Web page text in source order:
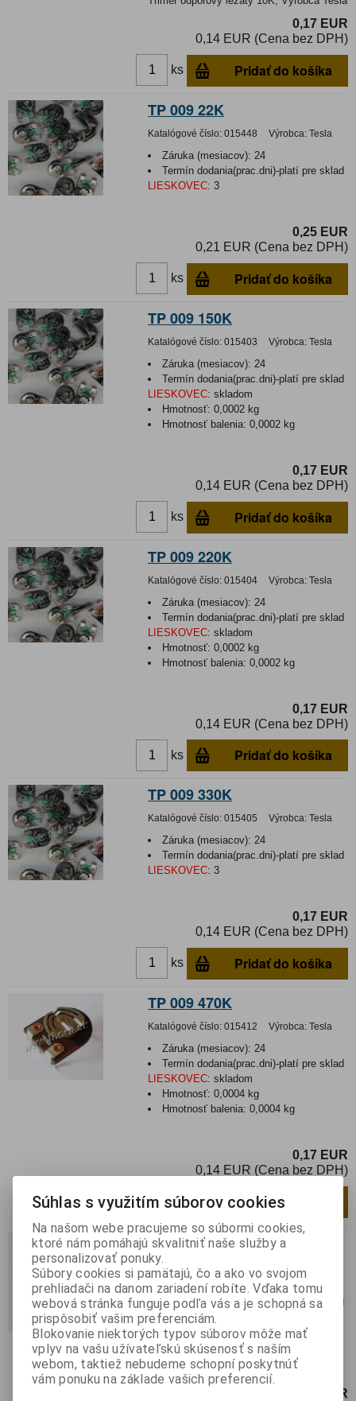
0,17 EUR
0,14 EUR (Cena bez DPH)
ks Pridať do košíka
TP 009 22K
Katalógové číslo: 015448 Výrobca: Tesla
Záruka (mesiacov): 24
Termín dodania(prac.dni)-platí pre sklad
LIESKOVEC: 3
0,25 EUR
0,21 EUR (Cena bez DPH)
ks Pridať do košíka
TP 009 150K
Katalógové číslo: 015403 Výrobca: Tesla
Záruka (mesiacov): 24
Termín dodania(prac.dni)-platí pre sklad
LIESKOVEC: skladom
Hmotnosť:0,0002 kg
Hmotnosť balenia:0,0002 kg
0,17 EUR
0,14 EUR (Cena bez DPH)
ks Pridať do košíka
TP 009 220K
Katalógové číslo: 015404 Výrobca: Tesla
Záruka (mesiacov): 24
Termín dodania(prac.dni)-platí pre sklad
LIESKOVEC: skladom
Hmotnosť:0,0002 kg
Hmotnosť balenia:0,0002 kg
0,17 EUR
0,14 EUR (Cena bez DPH)
ks Pridať do košíka
TP 009 330K
Katalógové číslo: 015405 Výrobca: Tesla
Záruka (mesiacov): 24
Termín dodania(prac.dni)-platí pre sklad
LIESKOVEC: 3
0,17 EUR
0,14 EUR (Cena bez DPH)
ks Pridať do košíka
TP 009 470K
Katalógové číslo: 015412 Výrobca: Tesla
Záruka (mesiacov): 24
Termín dodania(prac.dni)-platí pre sklad
LIESKOVEC: skladom
Hmotnosť:0,0004 kg
Hmotnosť balenia:0,0004 kg
0,17 EUR
0,14 EUR (Cena bez DPH)
ks Pridať do košíka
TP 009 680K
Katalógové číslo:
Záruka (mesiacov): 24
Termín dodania(prac.dni)-platí pre sklad
LIESKOVEC:skladom
Hmotnosť:0,0003 kg
Hmotnosť balenia:0,0003 kg
0,17 EUR
Súhlas s využitím súborov cookies
Na našom webe pracujeme so súbormi cookies,
ktoré nám pomáhajú skvalitniť naše služby a
personalizovať ponuky.
Súbory cookies si pamätajú, čo a ako vo svojom
prehliadači na danom zariadení robíte. Vďaka tomu
webová stránka funguje podľa vás a je schopná sa
prispôsobiť vašim preferenciám.
Blokovanie niektorých typov súborov môže mať
vplyv na vašu užívateľskú skúsenosť s naším
webom, taktiež nebudeme schopní poskytnúť
vám ponuku na základe vašich preferencií.